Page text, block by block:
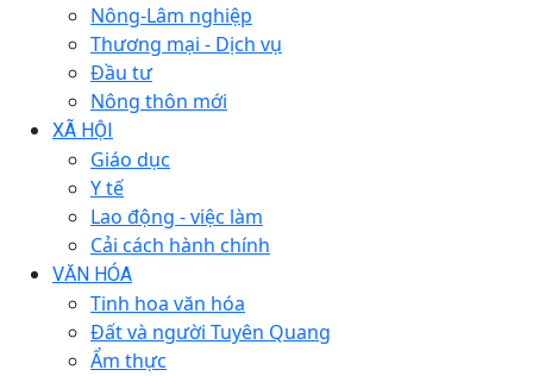
Nông-Lâm nghiệp
Thương mại - Dịch vụ
Đầu tư
Nông thôn mới
XÃ HỘI
Giáo dục
Y tế
Lao động - việc làm
Cải cách hành chính
VĂN HÓA
Tinh hoa văn hóa
Đất và người Tuyên Quang
Ẩm thực